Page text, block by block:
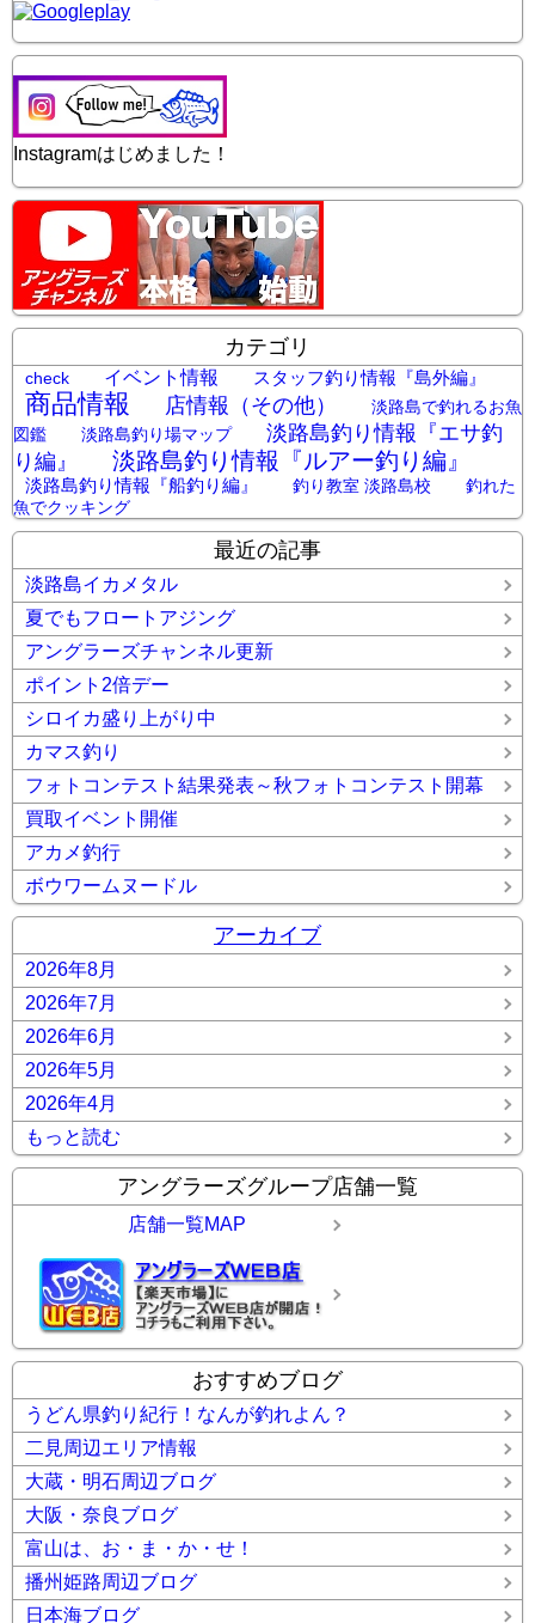
Instagramはじめました！
カテゴリ
check イベント情報 スタッフ釣り情報『島外編』
商品情報 店情報（その他）
淡路島で釣れるお魚
図鑑
淡路島釣り場マップ
淡路島釣り情報『エサ釣
り編』
淡路島釣り情報『ルアー釣り編』
淡路島釣り情報『船釣り編』 釣り教室 淡路島校
釣れた
魚でクッキング
最近の記事
淡路島イカメタル
夏でもフロートアジング
アングラーズチャンネル更新
ポイント2倍デー
シロイカ盛り上がり中
カマス釣り
フォトコンテスト結果発表～秋フォトコンテスト開幕
買取イベント開催
アカメ釣行
ボウワームヌードル
アーカイブ
2026年8月
2026年7月
2026年6月
2026年5月
2026年4月
もっと読む
アングラーズグループ店舗一覧
店舗一覧MAP
おすすめブログ
うどん県釣り紀行！なんが釣れよん？
二見周辺エリア情報
大蔵・明石周辺ブログ
大阪・奈良ブログ
富山は、お・ま・か・せ！
播州姫路周辺ブログ
日本海ブログ